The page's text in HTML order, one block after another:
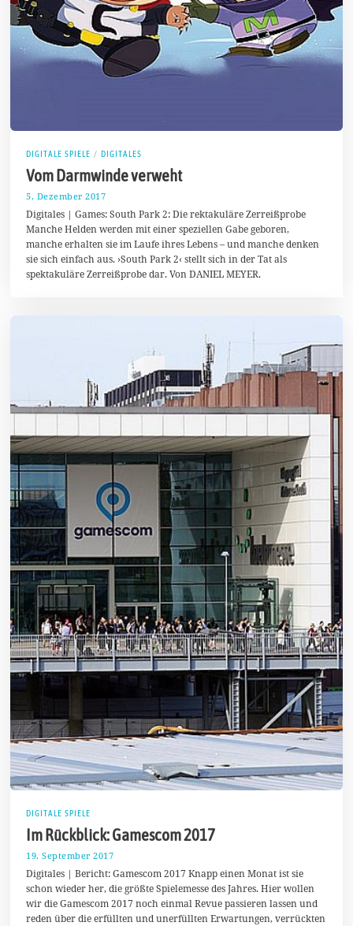
DIGITALE SPIELE / DIGITALES
Vom Darmwinde verweht
5. Dezember 2017
1
.
M
a
i
0
Digitales | Games: South Park 2: Die rektakuläre Zerreißprobe
Manche Helden werden mit einer speziellen Gabe geboren,
manche erhalten sie im Laufe ihres Lebens – und manche denken
sie sich einfach aus. ›South Park 2‹ stellt sich in der Tat als
spektakuläre Zerreißprobe dar. Von DANIEL MEYER.
DIGITALE SPIELE
Im Rückblick: Gamescom 2017
19. September 2017
1
.
M
a
i
Digitales | Bericht: Gamescom 2017 Knapp einen Monat ist sie
schon wieder her, die größte Spielemesse des Jahres. Hier wollen
wir die Gamescom 2017 noch einmal Revue passieren lassen und
reden über die erfüllten und unerfüllten Erwartungen, verrückten